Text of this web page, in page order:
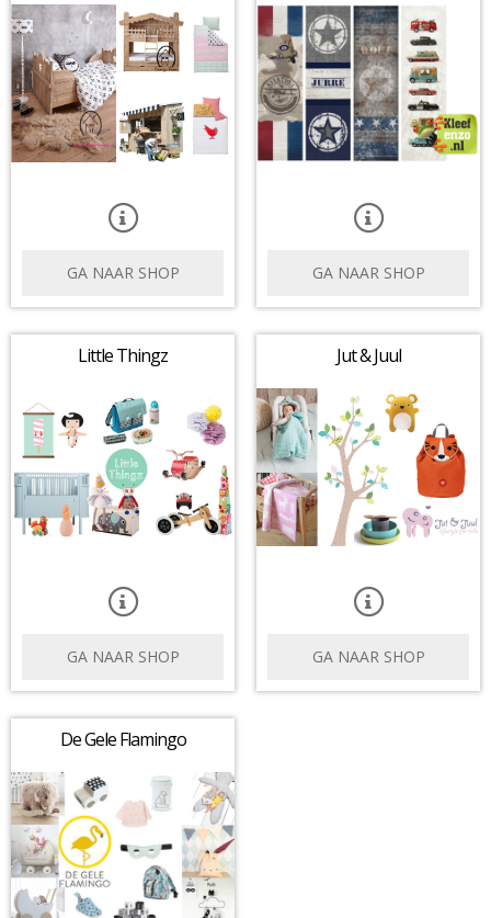
GA NAAR SHOP GA NAAR SHOP
Little Thingz
GA NAAR SHOP
Jut & Juul
GA NAAR SHOP
De Gele Flamingo